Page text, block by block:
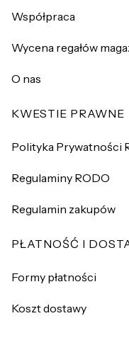
Współpraca
Wycena regałów
O nas
KWESTIE PRAWNE
Polityka Prywatności
Regulaminy RODO
Regulamin zakupów
PŁATNOŚĆ I
Formy płatności
Koszt dostawy